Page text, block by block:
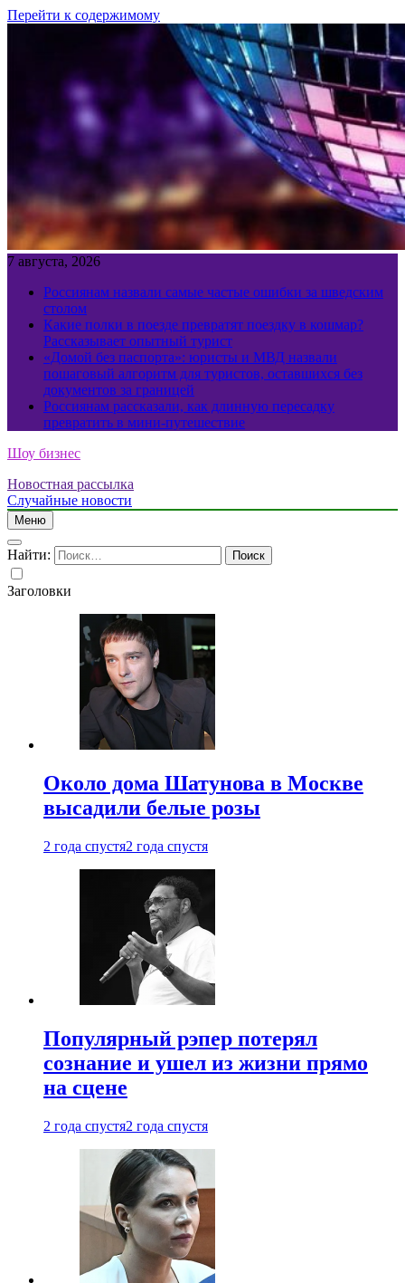
Перейти к содержимому
7 августа, 2026
Россиянам назвали самые частые ошибки за шведским
столом
Какие полки в поезде превратят поездку в кошмар?
Рассказывает опытный турист
«Домой без паспорта»: юристы и МВД назвали
пошаговый алгоритм для туристов, оставшихся без
документов за границей
Россиянам рассказали, как длинную пересадку
превратить в мини-путешествие
Шоу бизнес
Новостная рассылка
Случайные новости
Меню
Найти:
Заголовки
Около дома Шатунова в Москве
высадили белые розы
2 года спустя2 года спустя
Популярный рэпер потерял
сознание и ушел из жизни прямо
на сцене
2 года спустя2 года спустя